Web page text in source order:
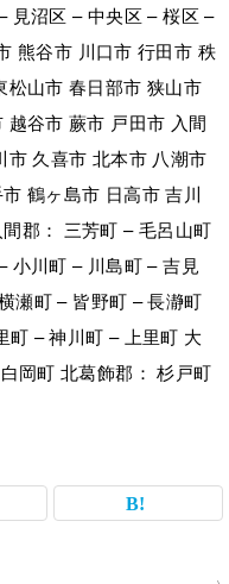
見沼区 – 中央区 – 桜区 –
熊谷市 川口市 行田市 秩
松山市 春日部市 狭山市
谷市 蕨市 戸田市 入間
久喜市 北本市 八潮市
鶴ヶ島市 日高市 吉川
郡： 三芳町 – 毛呂山町
小川町 – 川島町 – 吉見
瀬町 – 皆野町 – 長瀞町
町 – 神川町 – 上里町 大
岡町 北葛飾郡： 杉戸町